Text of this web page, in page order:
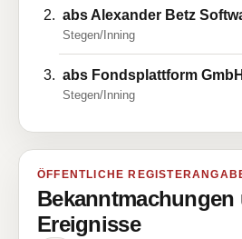
abs Alexander Betz
Stegen/Inning
abs Fondsplattform GmbH
Stegen/Inning
ÖFFENTLICHE
Bekanntmachungen
Ereignisse